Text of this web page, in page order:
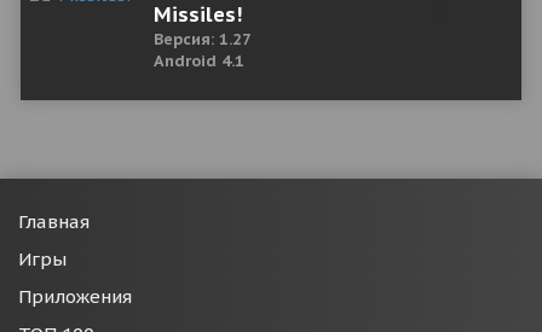
Missiles!
Версия: 1.27
Android 4.1
Главная
Игры
Приложения